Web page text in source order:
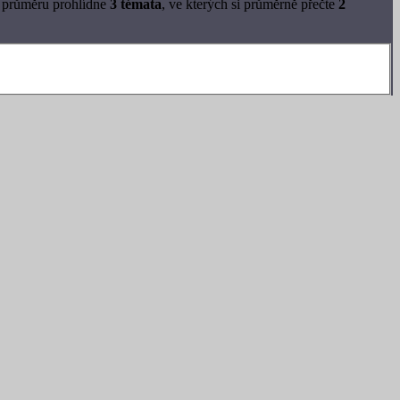
prohlídne 3 témata, ve kterých si průměrně přečte 2